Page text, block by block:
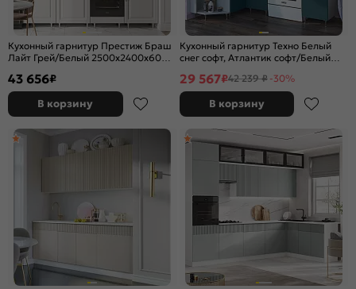
Кухонный гарнитур Престиж Браш
Лайт Грей/Белый 2500x2400x600
43 656₽
В корзину
Кухонный гарнитур Техно Белый
снег софт, Атлантик софт/Белый
29 567₽42 239 ₽ -30%
В корзину